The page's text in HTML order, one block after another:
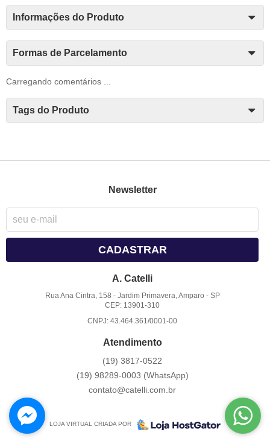
Informações do Produto
Formas de Parcelamento
Carregando comentários ...
Tags do Produto
Newsletter
CADASTRAR
A. Catelli
Rua Ana Cintra, 158 - Jardim Primavera, Amparo - SP
CEP: 13901-310
CNPJ: 43.464.361/0001-00
Atendimento
(19) 3817-0522
(19) 98289-0003 (WhatsApp)
contato@catelli.com.br
LOJA VIRTUAL CRIADA POR